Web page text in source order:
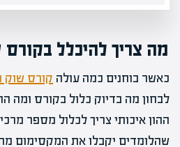
מה צריך להיכלל בקורס
כאשר בוחנים כמה עולה קורס שוק
לבחון מה בדיוק כלול בקורס ומה
ההון איכותי צריך לכלול מספר
שהלומדים יקבלו את המקסימום